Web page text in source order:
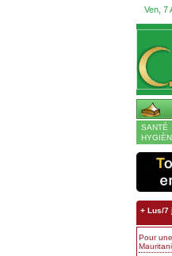
Ven, 7
SANTÉ
+ Lus/7
Pour